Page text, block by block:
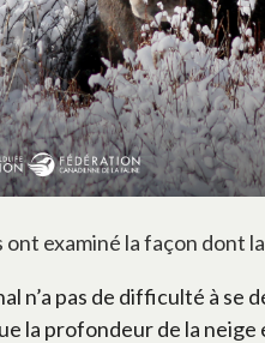
ont examiné la façon dont
n’a pas de difficulté à se
la profondeur de la neige